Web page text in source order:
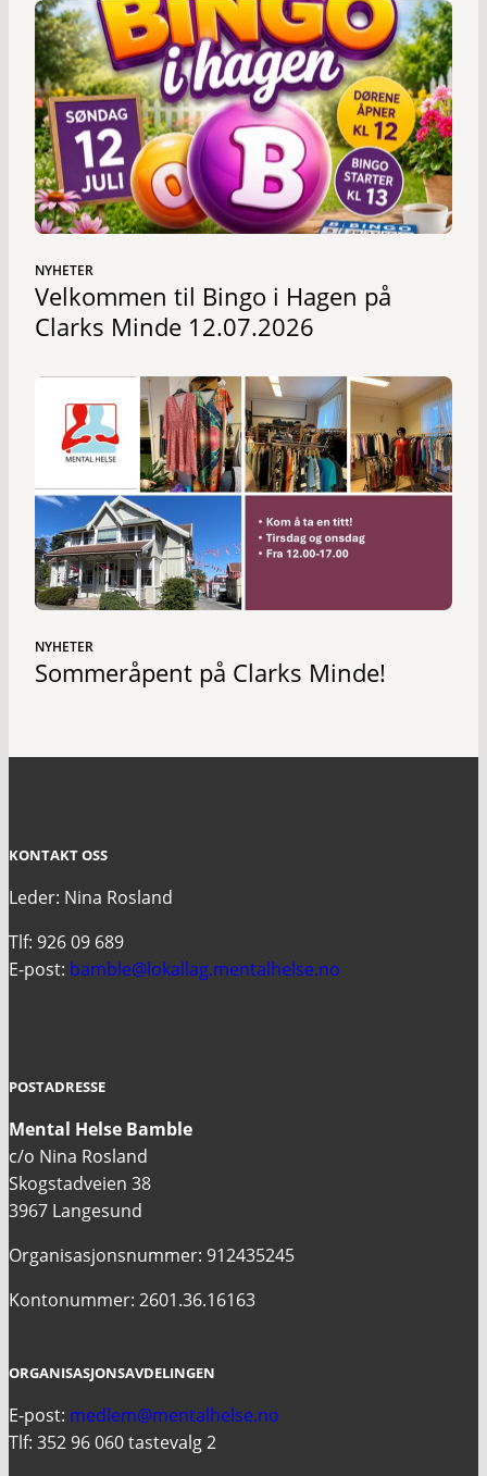
NYHETER
Velkommen til Bingo i Hagen på
Clarks Minde 12.07.2026
NYHETER
Sommeråpent på Clarks Minde!
KONTAKT OSS
Leder: Nina Rosland
Tlf: 926 09 689
E-post: bamble@lokallag.mentalhelse.no
POSTADRESSE
Mental Helse Bamble
c/o Nina Rosland
Skogstadveien 38
3967 Langesund
Organisasjonsnummer: 912435245
Kontonummer: 2601.36.16163
ORGANISASJONSAVDELINGEN
E-post: medlem@mentalhelse.no
Tlf: 352 96 060 tastevalg 2